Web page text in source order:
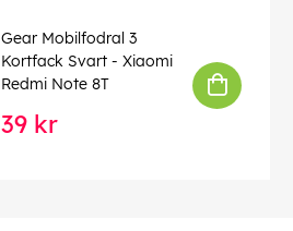
Gear Mobilfodral 3
Kortfack Svart - Xiaomi
Redmi Note 8T
39 kr